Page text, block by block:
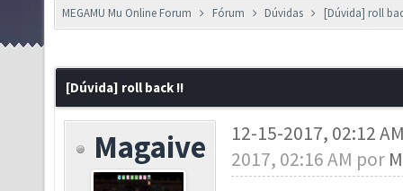
MEGAMU Mu Online Forum Fórum Dúvidas [Dúvida] roll
[Dúvida] roll back !!
Magaive
12-15-2017, 02:12
2017, 02:16 AM por